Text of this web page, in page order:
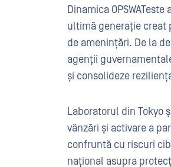
Dinamica
ultimă generație creat
de amenințări. De la
agenții
și consolideze
Laboratorul din Tokyo
vânzări și activare a
confruntă cu riscuri
național asupra